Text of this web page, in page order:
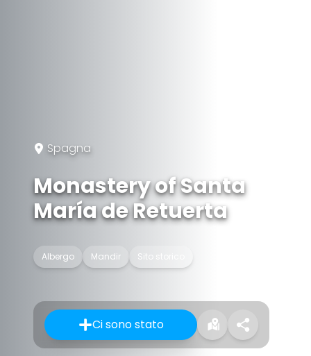
Spagna
Monastery of Santa
María de Retuerta
Albergo Mandir Sito storico
Ci sono stato